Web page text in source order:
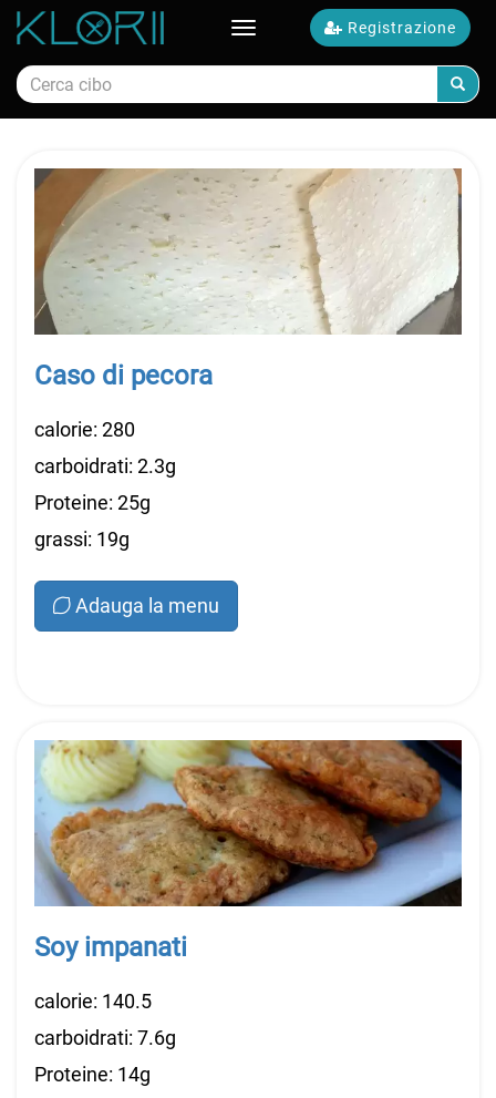
Registrazione
Toggle
Caso di pecora
calorie: 280
carboidrati: 2.3g
Proteine: 25g
grassi: 19g
Adauga la menu
Soy impanati
calorie: 140.5
carboidrati: 7.6g
Proteine: 14g